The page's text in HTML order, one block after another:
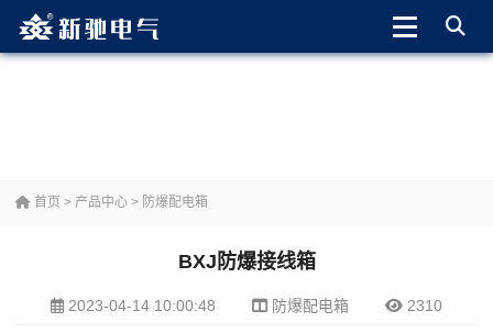
首页 > 产品中心 > 防爆配电箱
BXJ防爆接线箱
2023-04-14 10:00:48 防爆配电箱 2310